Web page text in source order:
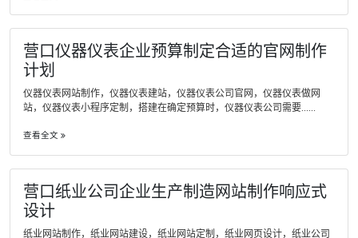
营口仪器仪表企业预算制定合适的官网制作
计划
仪器仪表网站制作，仪器仪表建站，仪器仪表公司官网，仪器仪表做网
站，仪器仪表小程序定制，搭建在确定预算时，仪器仪表公司需要......
查看全文
营口纸业公司企业生产制造网站制作响应式
设计
纸业网站制作，纸业网站建设，纸业网站定制，纸业网页设计，纸业公司